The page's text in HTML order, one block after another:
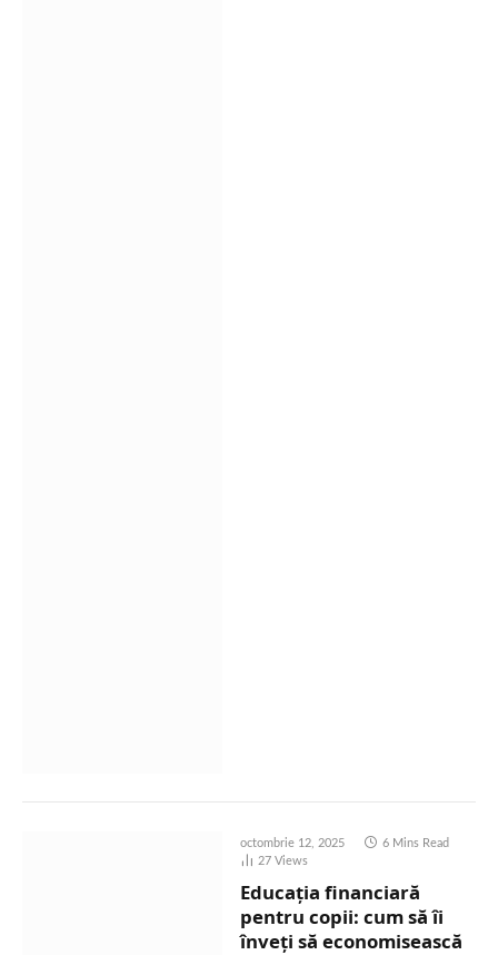
octombrie 12, 2025
6 Mins Read
27 Views
Educația financiară
pentru copii: cum să îi
înveți să economisească